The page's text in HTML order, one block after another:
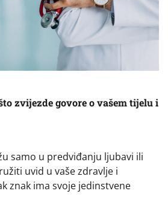
zvijezde govore o vašem tijelu i
samo u predviđanju ljubavi ili
uvid u vaše zdravlje i
znak ima svoje jedinstvene